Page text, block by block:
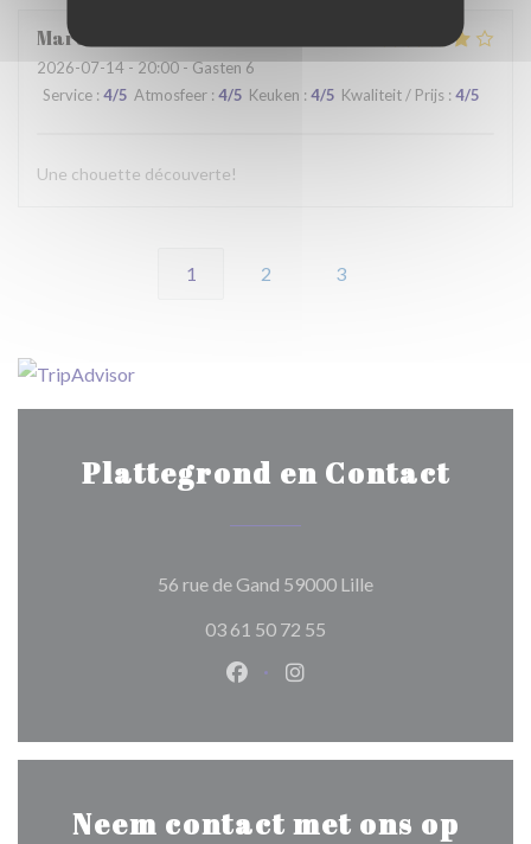
Martine
2026-07-14- 20:00 - Gasten 6
Service : 4/5 Atmosfeer : 4/5 Keuken : 4/5 Kwaliteit / Prijs : 4/5
Une chouette découverte!
1 2 3
Plattegrond en Contact
56 rue de Gand 59000 Lille((opent in een
03 61 50 72 55
Facebook ((opent in een nieuw
Instagram ((opent in een
Neem contact met ons op